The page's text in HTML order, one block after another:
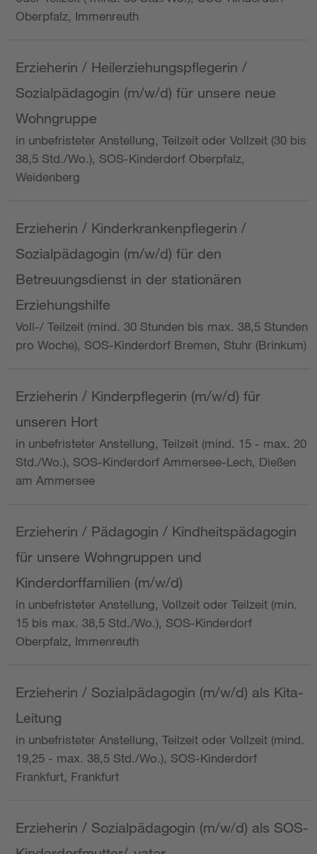
Oberpfalz, Immenreuth
Erzieherin / Heilerziehungspflegerin /
Sozialpädagogin (m/w/d) für unsere neue
Wohngruppe
in unbefristeter Anstellung, Teilzeit oder Vollzeit (30 bis
38,5 Std./Wo.), SOS-Kinderdorf Oberpfalz,
Weidenberg
Erzieherin / Kinderkrankenpflegerin /
Sozialpädagogin (m/w/d) für den
Betreuungsdienst in der stationären
Erziehungshilfe
Voll-/ Teilzeit (mind. 30 Stunden bis max. 38,5 Stunden
pro Woche), SOS-Kinderdorf Bremen, Stuhr (Brinkum)
Erzieherin / Kinderpflegerin (m/w/d) für
unseren Hort
in unbefristeter Anstellung, Teilzeit (mind. 15 - max. 20
Std./Wo.), SOS-Kinderdorf Ammersee-Lech, Dießen
am Ammersee
Erzieherin / Pädagogin / Kindheitspädagogin
für unsere Wohngruppen und
Kinderdorffamilien (m/w/d)
in unbefristeter Anstellung, Vollzeit oder Teilzeit (min.
15 bis max. 38,5 Std./Wo.), SOS-Kinderdorf
Oberpfalz, Immenreuth
Erzieherin / Sozialpädagogin (m/w/d) als Kita-
Leitung
in unbefristeter Anstellung, Teilzeit oder Vollzeit (mind.
19,25 - max. 38,5 Std./Wo.), SOS-Kinderdorf
Frankfurt, Frankfurt
Erzieherin / Sozialpädagogin (m/w/d) als SOS-